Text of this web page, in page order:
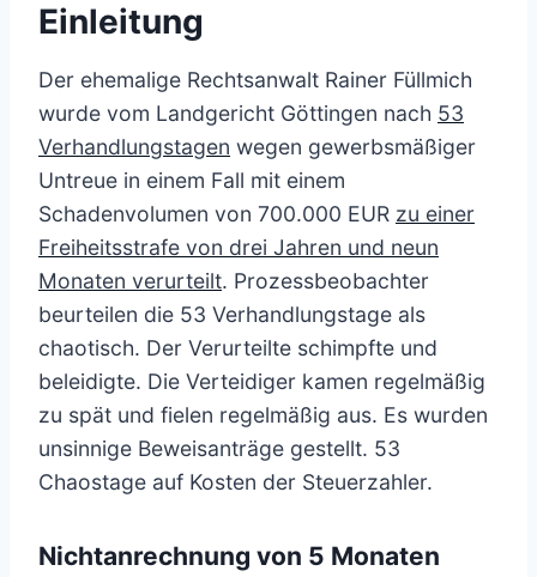
Einleitung
Der ehemalige Rechtsanwalt Rainer Füllmich
wurde vom Landgericht Göttingen nach 53
Verhandlungstagen wegen gewerbsmäßiger
Untreue in einem Fall mit einem
Schadenvolumen von 700.000 EUR zu einer
Freiheitsstrafe von drei Jahren und neun
Monaten verurteilt. Prozessbeobachter
beurteilen die 53 Verhandlungstage als
chaotisch. Der Verurteilte schimpfte und
beleidigte. Die Verteidiger kamen regelmäßig
zu spät und fielen regelmäßig aus. Es wurden
unsinnige Beweisanträge gestellt. 53
Chaostage auf Kosten der Steuerzahler.
Nichtanrechnung von 5 Monaten